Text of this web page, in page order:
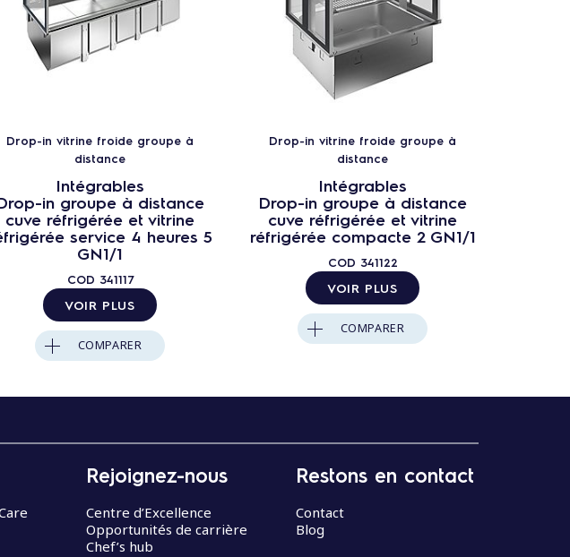
Drop-in vitrine froide groupe à
distance
Intégrables
in groupe à distance
cuve réfrigérée et vitrine
service 4 heures 5
GN1/1
COD 341117
VOIR PLUS
COMPARER
Drop-in vitrine froide groupe à
distance
Intégrables
Drop-in groupe à distance
cuve réfrigérée et vitrine
réfrigérée compacte 2 GN1/1
COD 341122
VOIR PLUS
COMPARER
Rejoignez-nous
Centre d’Excellence
Opportunités de carrière
Chef’s hub
Restons en contact
Contact
Blog